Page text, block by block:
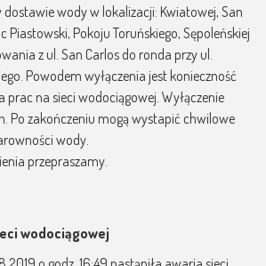
dostawie wody w lokalizacji: Kwiatowej, San
Piastowski, Pokoju Toruńskiego, Sępoleńskiej
z ul. San Carlos do ronda przy ul.
Powodem wyłączenia jest konieczność
prac na sieci wodociągowej. Wyłączenie
Po zakończeniu mogą wystapić chwilowe
wody.
przepraszamy.
wodociągowej